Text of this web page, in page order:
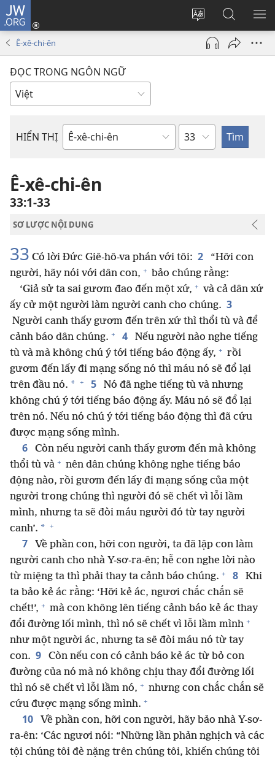
JW.ORG
Thay
đổi
ngôn
Đăng
nhập
Tìm
kiếm
JW.ORG
Ê-xê-chi-ên
ĐỌC TRONG NGÔN NGỮ
HIỂN THỊ
Sách
Kinh
Thánh
Chương
Ê-xê-chi-ên
33:1-33
SƠ LƯỢC NỘI DUNG
33 Có lời Đức Giê-hô-va phán với tôi: 2
“Hỡi con
người, hãy nói với dân con, + bảo chúng rằng:
‘Giả sử ta sai gươm đao đến một xứ, + và cả dân xứ
ấy cử một người làm người canh cho chúng. 3
Người canh thấy gươm đến trên xứ thì thổi tù và để
cảnh báo dân chúng. + 4
Nếu người nào nghe tiếng
tù và mà không chú ý tới tiếng báo động ấy, + rồi
gươm đến lấy đi mạng sống nó thì máu nó sẽ đổ lại
trên đầu nó. * + 5
Nó đã nghe tiếng tù và nhưng
không chú ý tới tiếng báo động ấy. Máu nó sẽ đổ lại
trên nó. Nếu nó chú ý tới tiếng báo động thì đã cứu
được mạng sống mình.
6
Còn nếu người canh thấy gươm đến mà không
thổi tù và + nên dân chúng không nghe tiếng báo
động nào, rồi gươm đến lấy đi mạng sống của một
người trong chúng thì người đó sẽ chết vì lỗi lầm
mình, nhưng ta sẽ đòi máu người đó từ tay người
canh’. * +
7
Về phần con, hỡi con người, ta đã lập con làm
người canh cho nhà Y-sơ-ra-ên; hễ con nghe lời nào
từ miệng ta thì phải thay ta cảnh báo chúng. + 8
Khi
ta bảo kẻ ác rằng: ‘Hỡi kẻ ác, ngươi chắc chắn sẽ
chết!’, + mà con không lên tiếng cảnh báo kẻ ác thay
đổi đường lối mình, thì nó sẽ chết vì lỗi lầm mình +
như một người ác, nhưng ta sẽ đòi máu nó từ tay
con. 9
Còn nếu con có cảnh báo kẻ ác từ bỏ con
đường của nó mà nó không chịu thay đổi đường lối
thì nó sẽ chết vì lỗi lầm nó, + nhưng con chắc chắn sẽ
cứu được mạng sống mình. +
10
Về phần con, hỡi con người, hãy bảo nhà Y-sơ-
ra-ên: ‘Các ngươi nói: “Những lần phản nghịch và các
tội chúng tôi đè nặng trên chúng tôi, khiến chúng tôi